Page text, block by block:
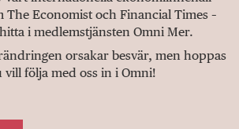
Economist och Financial Times –
i medlemstjänsten Omni Mer.
orsakar besvär, men hoppas
vill följa med oss in i Omni!